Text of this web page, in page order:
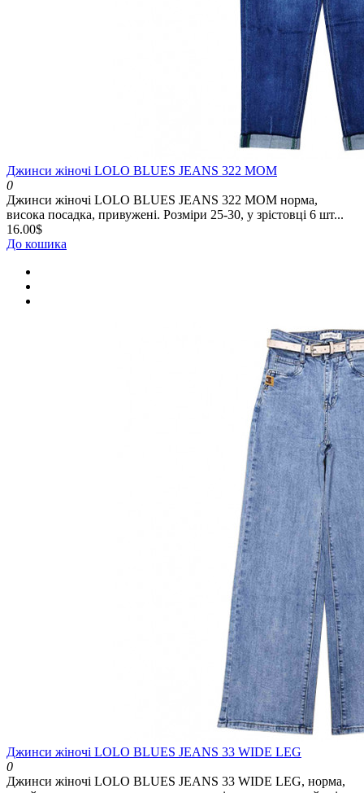
Джинси жіночі LOLO BLUES JEANS 322 MOM
0
Джинси жіночі LOLO BLUES JEANS 322 MOM норма,
висока посадка, привужені. Розміри 25-30, у зрістовці 6 шт...
16.00$
До кошика
Джинси жіночі LOLO BLUES JEANS 33 WIDE LEG
0
Джинси жіночі LOLO BLUES JEANS 33 WIDE LEG, норма,